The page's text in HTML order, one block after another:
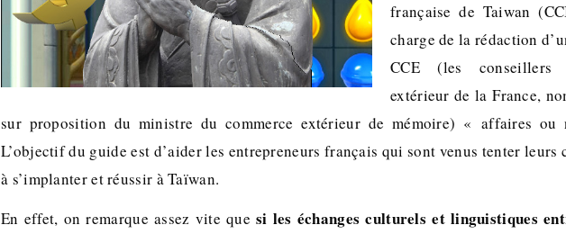
française de Taiwan
charge de la rédaction
CCE (les conseillers
extérieur de la France,
sur proposition du ministre du commerce extérieur de mémoire) « affaires
L’objectif du guide est d’aider les entrepreneurs français qui sont venus tenter leurs
à s’implanter et réussir à Taïwan.
En effet, on remarque assez vite quesi les échanges culturels et linguistiques